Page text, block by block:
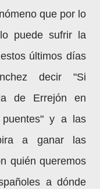
que por lo
puede sufrir la
últimos días
decir "Si
de Errejón en
puentes" y a las
a ganar las
quién queremos
a dónde